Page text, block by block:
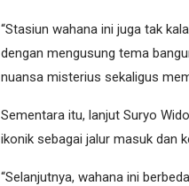
“Stasiun wahana ini juga tak
dengan mengusung tema
nuansa misterius sekaligus
Sementara itu, lanjut Suryo
ikonik sebagai jalur masuk dan
“Selanjutnya, wahana ini